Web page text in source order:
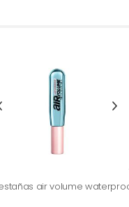
air volume waterproof